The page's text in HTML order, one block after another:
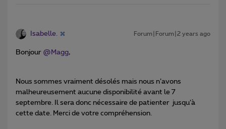
Isabelle. Forum|Forum|2 years ago
Bonjour @Magg,
Nous sommes vraiment désolés mais nous n’avons
malheureusement aucune disponibilité avant le 7
septembre. Il sera donc nécessaire de patienter jusqu’à
cette date. Merci de votre compréhension.